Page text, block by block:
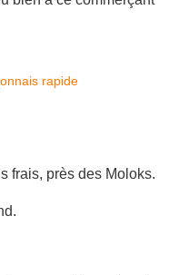
frais, près des Moloks.